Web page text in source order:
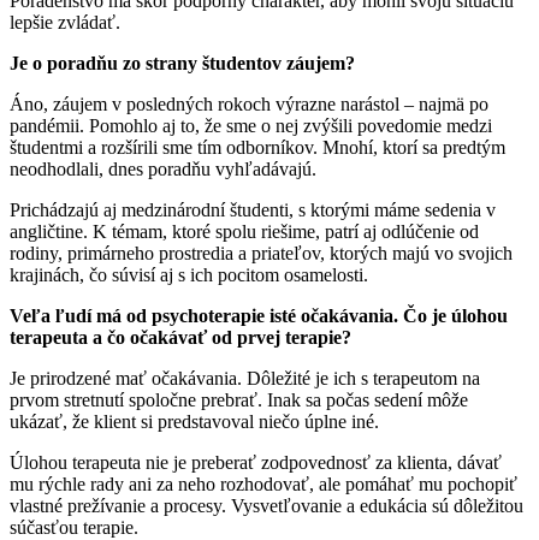
lepšie zvládať.
Je o poradňu zo strany študentov záujem?
Áno, záujem v posledných rokoch výrazne narástol – najmä po
pandémii. Pomohlo aj to, že sme o nej zvýšili povedomie medzi
študentmi a rozšírili sme tím odborníkov. Mnohí, ktorí sa predtým
neodhodlali, dnes poradňu vyhľadávajú.
Prichádzajú aj medzinárodní študenti, s ktorými máme sedenia v
angličtine. K témam, ktoré spolu riešime, patrí aj odlúčenie od
rodiny, primárneho prostredia a priateľov, ktorých majú vo svojich
krajinách, čo súvisí aj s ich pocitom osamelosti.
Veľa ľudí má od psychoterapie isté očakávania. Čo je úlohou
terapeuta a čo očakávať od prvej terapie?
Je prirodzené mať očakávania. Dôležité je ich s terapeutom na
prvom stretnutí spoločne prebrať. Inak sa počas sedení môže
ukázať, že klient si predstavoval niečo úplne iné.
Úlohou terapeuta nie je preberať zodpovednosť za klienta, dávať
mu rýchle rady ani za neho rozhodovať, ale pomáhať mu pochopiť
vlastné prežívanie a procesy. Vysvetľovanie a edukácia sú dôležitou
súčasťou terapie.